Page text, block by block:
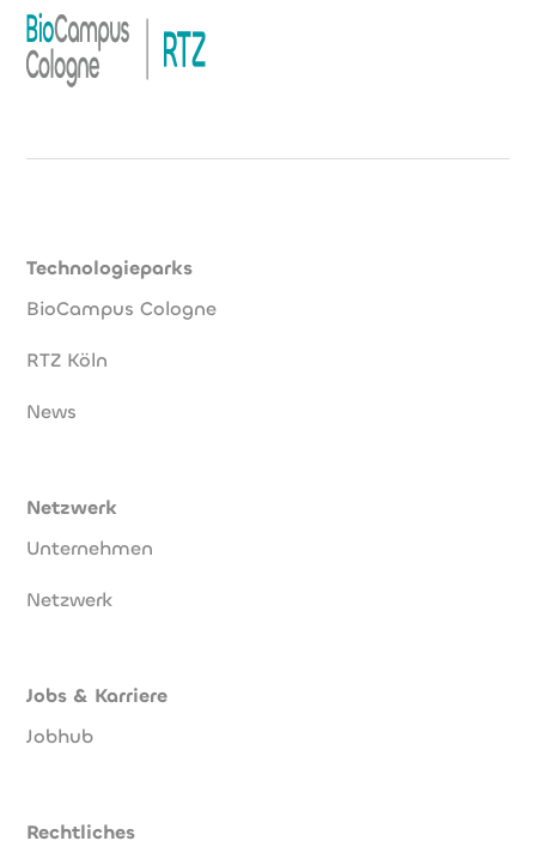
Technologieparks
BioCampus Cologne
RTZ Köln
News
Netzwerk
Unternehmen
Netzwerk
Jobs & Karriere
Jobhub
Rechtliches